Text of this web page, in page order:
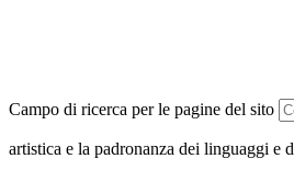
Campo di ricerca per le pagine del sito
artistica e la padronanza dei linguaggi e